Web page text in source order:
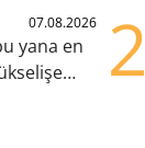
07.08.2026
yana en
2